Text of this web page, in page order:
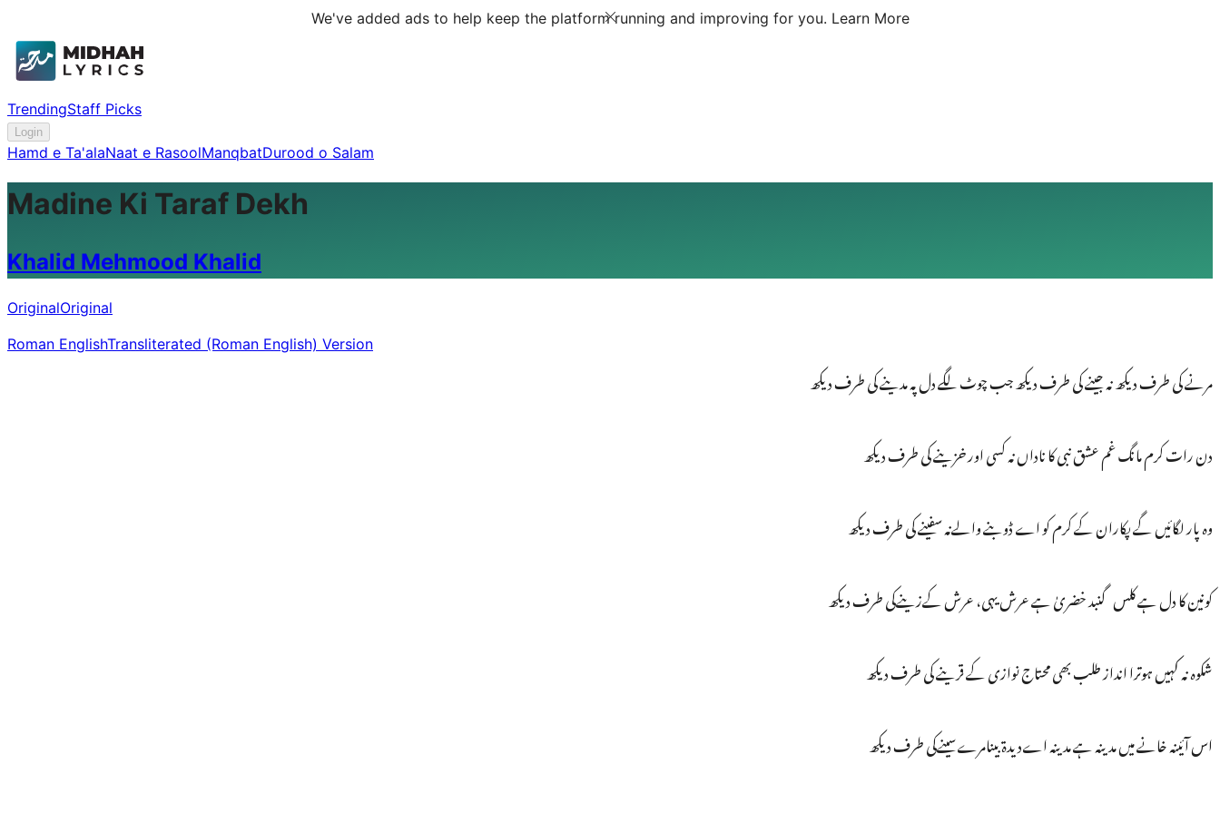
We've added ads to help keep the platform running and improving for you. Learn More
TrendingStaff Picks
Login
Hamd e Ta'alaNaat e RasoolManqbatDurood o Salam
Madine Ki Taraf Dekh
Khalid Mehmood Khalid
OriginalOriginal
Roman EnglishTransliterated (Roman English) Version
مرنے کی طرف دیکھ نہ جینے کی طرف دیکھ جب چوٹ لگے دل پہ مدینے کی طرف دیکھ
دن رات کرم مانگ غم عشق نبی کا ناداں نہ کسی اور خزینے کی طرف دیکھ
وہ پار لگائیں گے پکاران کے کرم کو اے ڈوبنے والےنہ سفینے کی طرف دیکھ
کونین کا دل ہے کلس گنبد خضریٰ ہے عرش یہی، عرش کےزینےکی طرف دیکھ
شکوہ نہ کہیں ہوترا انداز طلب بھی محتاج نوازی کے قرینے کی طرف دیکھ
اس آئینہ خانے میں مدینہ ہے مدینہ اےدیدۃ بینامرےسینےکی طرف دیکھ